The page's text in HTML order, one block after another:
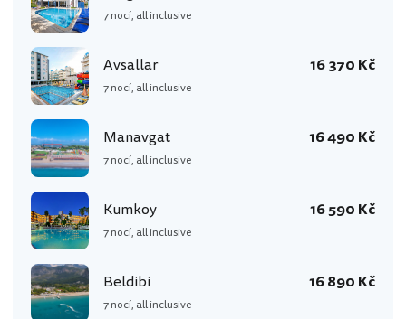
7 nocí, all inclusive
Avsallar
7 nocí, all inclusive
16 370 Kč
Manavgat
7 nocí, all inclusive
16 490 Kč
Kumkoy
7 nocí, all inclusive
16 590 Kč
Beldibi
7 nocí, all inclusive
16 890 Kč